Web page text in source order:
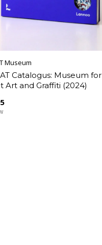
Museum
Catalogus: Museum for
Art and Graffiti (2024)